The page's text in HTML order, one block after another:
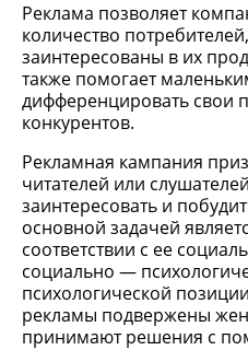
Реклама позволяет
количество
заинтересованы в их
также помогает
дифференцировать свои
конкурентов.
Рекламная кампания
читателей или
заинтересовать и
основной задачей
соответствии с ее
социально —
психологической
рекламы подвержены
принимают решения с